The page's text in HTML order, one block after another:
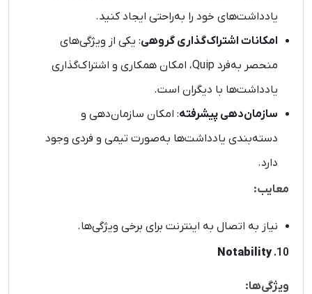
یادداشت‌های خود را به‌راحتی ایجاد کنید.
امکانات اشتراک‌گذاری گروهی: یکی از ویژگی‌های
منحصر به‌فرد Quip، امکان همکاری و اشتراک‌گذاری
یادداشت‌ها با دیگران است.
سازمان‌دهی پیشرفته: امکان سازمان‌دهی و
دسته‌بندی یادداشت‌ها به‌صورت تیمی و فردی وجود
دارد.
معایب:
نیاز به اتصال به اینترنت برای برخی ویژگی‌ها.
10.
Notability
ویژگی‌ها: